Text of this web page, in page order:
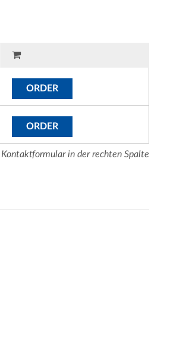
ORDER
ORDER
in der rechten Spalte